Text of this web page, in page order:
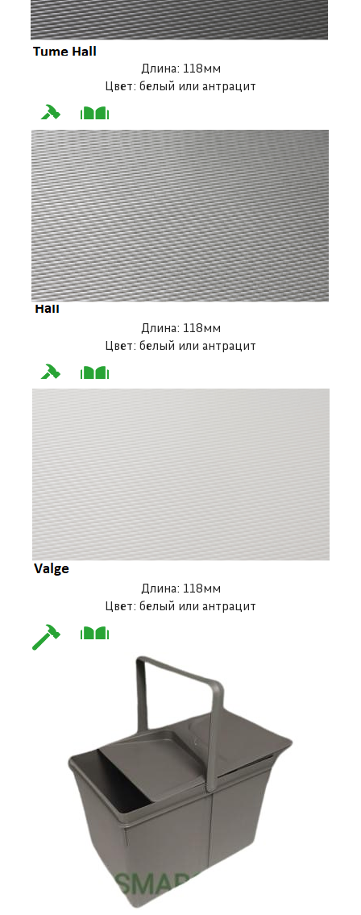
Длина: 118мм
Цвет: белый или антрацит
Длина: 118мм
Цвет: белый или антрацит
Длина: 118мм
Цвет: белый или антрацит